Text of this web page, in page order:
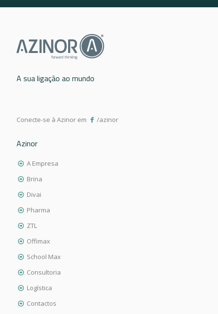
A sua ligação ao mundo
Conecte-se à Azinor em /azinor
Azinor
A Empresa
Brina
Divai
Pharma
ZTL
Offimax
School Max
Consultoria
Logística
Contactos